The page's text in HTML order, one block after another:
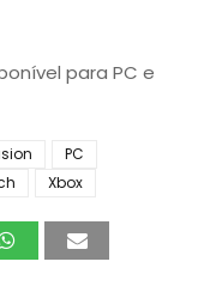
para PC e
PC
Xbox